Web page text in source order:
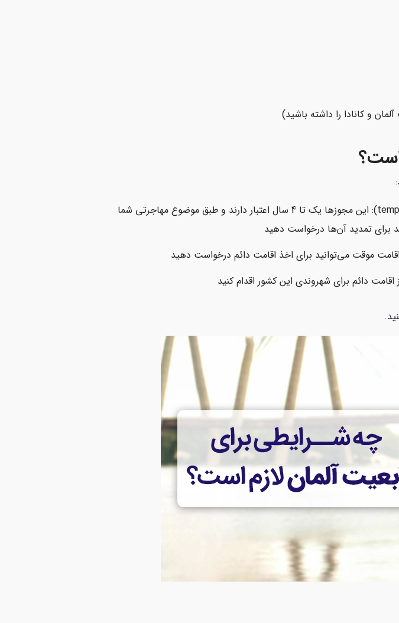
و کانادا را داشته باشید)
اقدام برای ویزای آلمانی و کسب مجوز اقامت موقت (temporary residence permit): این مجوزها یک تا 4 سال اعتبار دارند و طبق موضوع مهاجرتی شما
برای تمدید آن‌ها درخواست دهید
دائم برای شهروندی این کشور اقدام کنید